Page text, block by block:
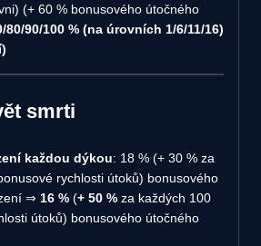
(+ 60 % bonusového útočného
80/90/100 % (na úrovních 1/6/11/16)
smrti
každou dýkou: 18 % (+ 30 % za
rychlosti útoků) bonusového
⇒ 16 % (+ 50 % za každých 100
útoků) bonusového útočného